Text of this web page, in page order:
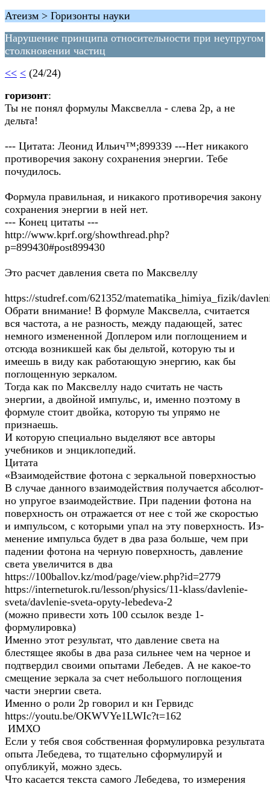
Атеизм > Горизонты науки
Нарушение принципа относительности при неупругом
столкновении частиц
<< < (24/24)
горизонт:
Ты не понял формулы Максвелла - слева 2р, а не
дельта!
--- Цитата: Леонид Ильич™;899339 ---Нет никакого
противоречия закону сохранения энергии. Тебе
почудилось.
Формула правильная, и никакого противоречия закону
сохранения энергии в ней нет.
--- Конец цитаты ---
http://www.kprf.org/showthread.php?
p=899430#post899430
Это расчет давления света по Максвеллу
https://studref.com/621352/matematika_himiya_fizik/
Обрати внимание! В формуле Максвелла, считается
вся частота, а не разность, между падающей, затес
немного измененной Доплером или поглощением и
отсюда возникшей как бы дельтой, которую ты и
имеешь в виду как работающую энергию, как бы
поглощенную зеркалом.
Тогда как по Максвеллу надо считать не часть
энергии, а двойной импульс, и, именно поэтому в
формуле стоит двойка, которую ты упрямо не
признаешь.
И которую специально выделяют все авторы
учебников и энциклопедий.
Цитата
«Вза­и­мо­дей­ствие фо­то­на с зер­каль­ной по­верх­но­стью
В слу­чае дан­но­го вза­и­мо­дей­ствия по­лу­ча­ет­ся аб­со­лют­
но упру­гое вза­и­мо­дей­ствие. При па­де­нии фо­то­на на
по­верх­ность он от­ра­жа­ет­ся от нее с той же ско­ро­стью
и им­пуль­сом, с ко­то­ры­ми упал на эту по­верх­ность. Из­
ме­не­ние им­пуль­са будет в два раза боль­ше, чем при
па­де­нии фо­то­на на чер­ную по­верх­ность, дав­ле­ние
света уве­ли­чит­ся в два
https://100ballov.kz/mod/page/view.php?id=2779
https://interneturok.ru/lesson/physics/11-klass/davlenie-
sveta/davlenie-sveta-opyty-lebedeva-2
(можно привести хоть 100 ссылок везде 1-
формулировка)
Именно этот результат, что давление света на
блестящее якобы в два раза сильнее чем на черное и
подтвердил своими опытами Лебедев. А не какое-то
смещение зеркала за счет небольшого поглощения
части энергии света.
Именно о роли 2р говорил и кн Гервидс
https://youtu.be/OKWVYe1LWIc?t=162
ИМХО
Если у тебя своя собственная формулировка результата
опыта Лебедева, то тщательно сформулируй и
опубликуй, можно здесь.
Что касается текста самого Лебедева, то измерения